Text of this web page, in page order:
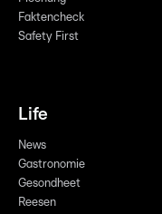
Faktencheck
Safety First
Life
News
Gastronomie
Gesondheet
Reesen